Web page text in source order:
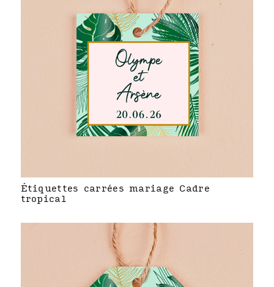
Étiquettes carrées mariage Cadre
tropical